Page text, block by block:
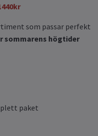
som passar perfekt
sommarens högtider
paket